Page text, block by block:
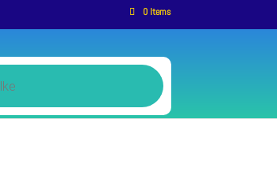
0 Items